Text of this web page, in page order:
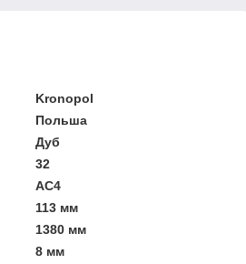
Kronopol
Польша
Дуб
32
АС4
113 мм
1380 мм
8 мм